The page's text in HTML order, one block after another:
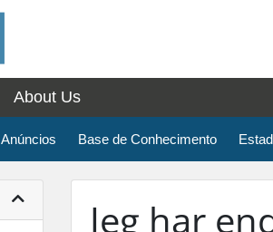
About Us
Anúncios Base de Conhecimento
Jeg har